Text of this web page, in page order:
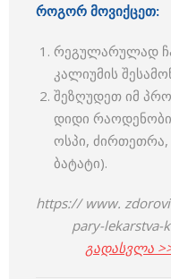
როგორ მოვიქცეთ:
რეგულარულად
კალიუმის
შეზღუდეთ იმ
დიდი
ოსპი,
ბატატი).
https:// www.
pary-lekarstva-
გადასვლა